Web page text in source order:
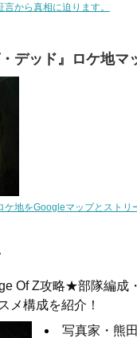
から真相に迫ります。
・デッド』ロケ地マ
ケ地をGoogleマップとストリ
Of Z攻略★部隊編成
メ構成を紹介！
写真家・熊